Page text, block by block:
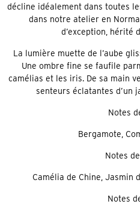
décline idéalement dans toutes
dans notre atelier en
d’exception, hérité
La lumière muette de l’aube
Une ombre fine se faufile
camélias et les iris. De sa main
senteurs éclatantes d’un
Notes
Bergamote,
Notes
Camélia de Chine, Jasmin
Notes